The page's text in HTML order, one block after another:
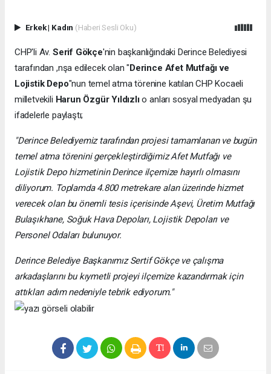
Erkek| Kadın (Haberi Sesli Oku)
CHP'li Av. Serif Gökçe'nin başkanlığındaki Derince Belediyesi
tarafından ,nşa edilecek olan "Derince Afet Mutfağı ve
Lojistik Depo"nun temel atma törenine katılan CHP Kocaeli
milletvekili Harun Özgür Yıldızlıo anları sosyal medyadan şu
ifadelerle paylaştı;
"Derince Belediyemiz tarafından projesi tamamlanan ve bugün
temel atma törenini gerçekleştirdiğimiz Afet Mutfağı ve
Lojistik Depo hizmetinin Derince ilçemize hayırlı olmasını
diliyorum. Toplamda 4.800 metrekare alan üzerinde hizmet
verecek olan bu önemli tesis içerisinde Aşevi, Üretim Mutfağı
Bulaşıkhane, Soğuk Hava Depoları, Lojistik Depoları ve
Personel Odaları bulunuyor.
Derince Belediye Başkanımız Sertif Gökçe ve çalışma
arkadaşlarını bu kıymetli projeyi ilçemize kazandırmak için
attıkları adım nedeniyle tebrik ediyorum."